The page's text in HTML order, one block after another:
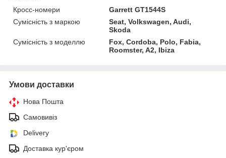
Кросс-номери
Garrett GT1544S
Сумісність з маркою
Seat, Volkswagen, Audi,
Skoda
Сумісність з моделлю
Fox, Cordoba, Polo, Fabia,
Roomster, A2, Ibiza
Умови доставки
Нова Пошта
Самовивіз
Delivery
Доставка кур'єром